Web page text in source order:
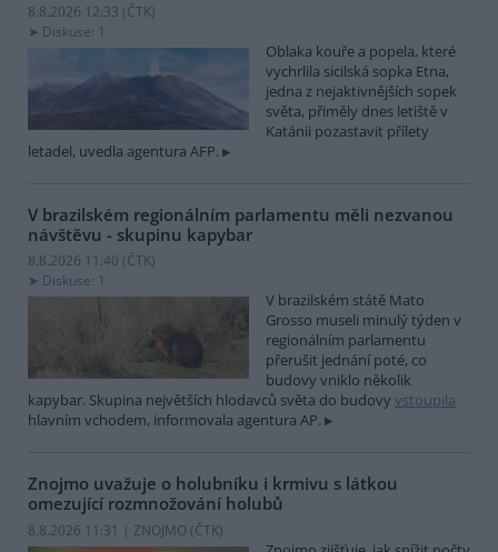
8.8.2026 12:33 (ČTK)
Diskuse: 1
Oblaka kouře a popela, které
vychrlila sicilská sopka Etna,
jedna z nejaktivnějších sopek
světa, přiměly dnes letiště v
Katánii pozastavit přílety
letadel, uvedla agentura AFP.
V brazilském regionálním parlamentu měli nezvanou
návštěvu - skupinu kapybar
8.8.2026 11:40 (ČTK)
Diskuse: 1
V brazilském státě Mato
Grosso museli minulý týden v
regionálním parlamentu
přerušit jednání poté, co
budovy vniklo několik
kapybar. Skupina největších hlodavců světa do budovy vstoupila
hlavním vchodem, informovala agentura AP.
Znojmo uvažuje o holubníku i krmivu s látkou
omezující rozmnožování holubů
8.8.2026 11:31 | ZNOJMO (ČTK)